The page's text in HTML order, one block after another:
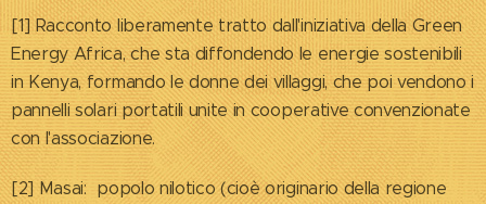
[1] Racconto liberamente tratto dall'iniziativa della Green
Energy Africa, che sta diffondendo le energie sostenibili
in Kenya, formando le donne dei villaggi, che poi vendono i
pannelli solari portatili unite in cooperative convenzionate
con l'associazione.
[2] Masai: popolo nilotico (cioè originario della regione